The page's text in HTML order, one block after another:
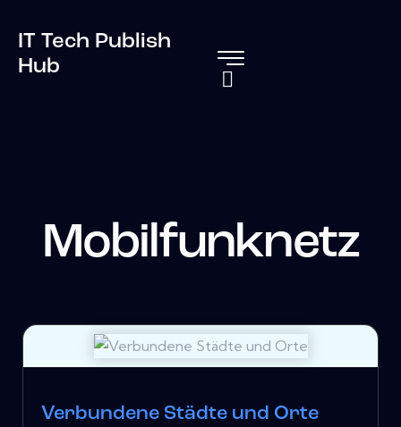
IT Tech Publish
Hub
Mobilfunknetz
Verbundene Städte und Orte